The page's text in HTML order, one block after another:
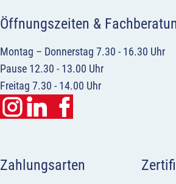
Öffnungszeiten &
Montag – Donnerstag 7.30 - 16.30 Uhr
Pause 12.30 - 13.00 Uhr
Freitag 7.30 - 14.00 Uhr
Zahlungsarten